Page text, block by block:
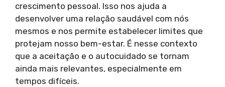
crescimento pessoal. Isso nos ajuda a
desenvolver uma relação saudável com nós
mesmos e nos permite estabelecer limites que
protejam nosso bem-estar. É nesse contexto
que a aceitação e o autocuidado se tornam
ainda mais relevantes, especialmente em
tempos difíceis.